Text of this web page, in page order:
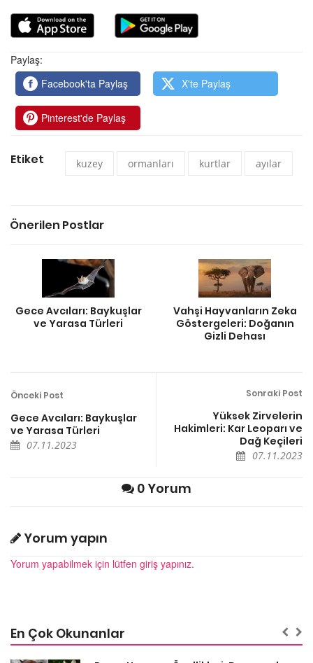
Paylaş:
Facebook'ta Paylaş
X'te Paylaş
Pinterest'de Paylaş
Etiket kuzey ormanları kurtlar ayılar
Önerilen Postlar
Gece Avcıları: Baykuşlar
ve Yarasa Türleri
Vahşi Hayvanların Zeka
Göstergeleri: Doğanın
Gizli Dehası
Önceki Post
Gece Avcıları: Baykuşlar
ve Yarasa Türleri
07.11.2023
Sonraki Post
Yüksek Zirvelerin
Hakimleri: Kar Leoparı ve
Dağ Keçileri
07.11.2023
0 Yorum
Yorum yapın
Yorum yapabilmek için lütfen giriş yapınız.
En Çok Okunanlar